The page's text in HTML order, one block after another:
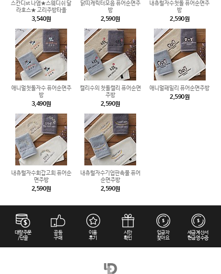
스칸디st 나염★스웨디쉬 달
라호스★ 고리주방타올
3,540원
닭띠캐릭터모음 퓨어순면주
방
2,590원
내츄럴자수첫돌 퓨어순면주
방
2,590원
애니멀첫돌자수 퓨어순면주
방
3,490원
캘리수의 첫돌캘리 퓨어순면
주방
2,590원
애니멀패밀리 퓨어순면주방
2,590원
내츄럴자수회갑고희 퓨어순
면주방
2,590원
내츄럴자수기업판촉물 퓨어
순면주방
2,590원
대량주문
/단골
공동
구매
이용
후기
시안
확인
입금자
찾아요
세금계산서
현금영수증